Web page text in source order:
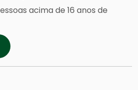
acima de 16 anos de